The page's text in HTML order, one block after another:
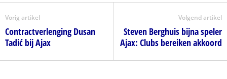
Vorig artikel
Contractverlenging Dusan
Tadić bij Ajax
Volgend artikel
Steven Berghuis bijna speler
Ajax: Clubs bereiken akkoord